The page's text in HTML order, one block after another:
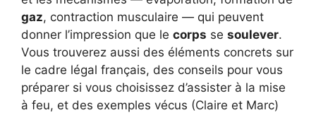
gaz, contraction musculaire — qui peuvent
donner l’impression que le corps se soulever.
Vous trouverez aussi des éléments concrets sur
le cadre légal français, des conseils pour vous
préparer si vous choisissez d’assister à la mise
à feu, et des exemples vécus (Claire et Marc)